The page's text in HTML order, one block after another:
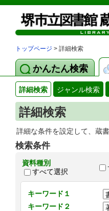
トップページ > 詳細検索
かんたん検索
詳細検索 ジャンル検索
詳細検索
詳細な条件を設定して、蔵
検索条件
資料種別
すべて選択
キーワード１
キーワード２